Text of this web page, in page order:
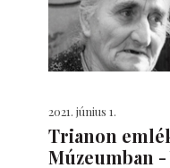
2021. június 1.
Trianon
Múzeumban